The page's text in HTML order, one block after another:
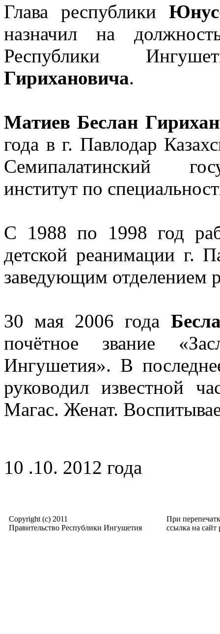
Глава республики
назначил на
Республики
Гирихановича.
Матиев Беслан
года в г. Павлодар
Семипалатинский
институт по
С 1988 по 1998 год
детской реанимации г.
заведующим отделением
30 мая 2006 года
почётное звание
Ингушетия». В
руководил известной
Магас. Женат.
10 .10. 2012 года
Copyright (c) 2011
Правительство Республики Ингушетия
При
ссылка на сайт